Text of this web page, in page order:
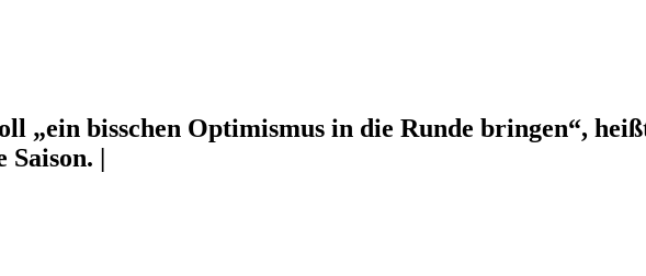
„ein bisschen Optimismus in die Runde bringen“,
|